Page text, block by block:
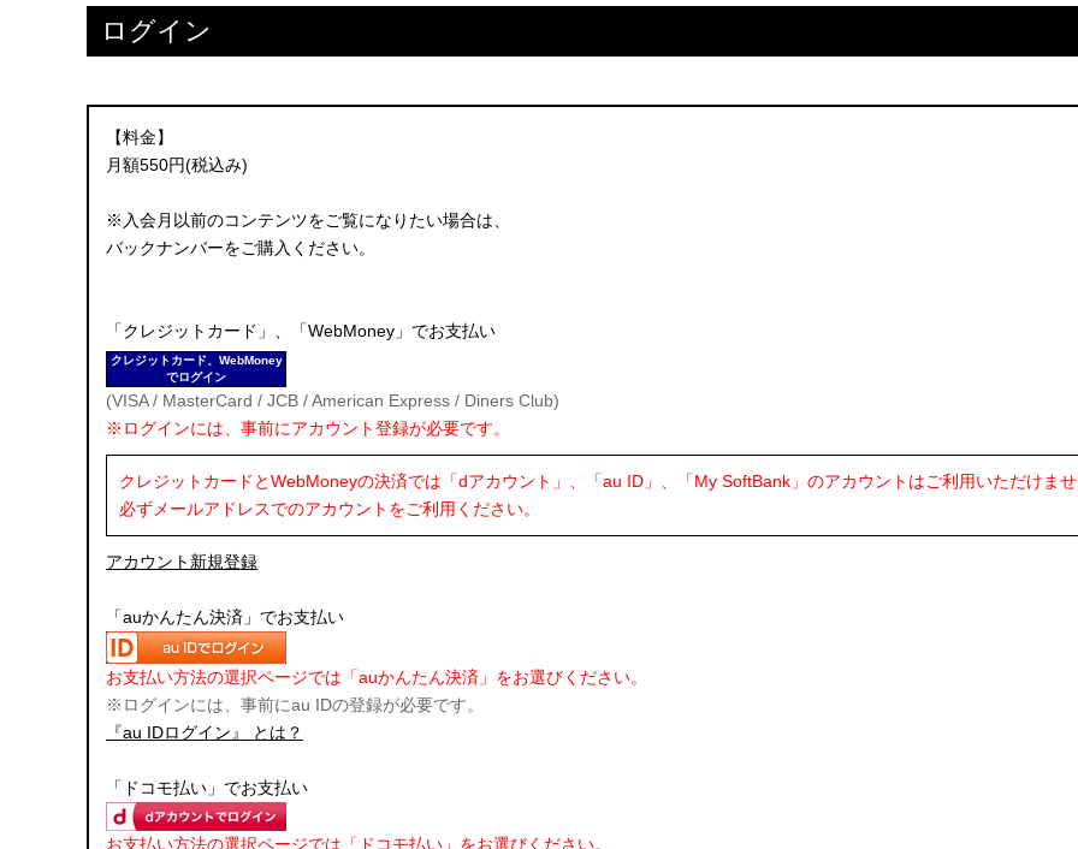
ログイン
【料金】
月額550円(税込み)
※入会月以前のコンテンツをご覧になりたい場合は、
バックナンバーをご購入ください。
「クレジットカード」、「WebMoney」でお支払い
クレジットカード、WebMoney
でログイン
(VISA / MasterCard / JCB / American Express / Diners Club)
※ログインには、事前にアカウント登録が必要です。
クレジットカードとWebMoneyの決済では「dアカウント」、「au ID」、「My SoftBank」のアカウントはご利用いただけま
必ずメールアドレスでのアカウントをご利用ください。
アカウント新規登録
「auかんたん決済」でお支払い
お支払い方法の選択ページでは「auかんたん決済」をお選びください。
※ログインには、事前にau IDの登録が必要です。
『au IDログイン』 とは？
「ドコモ払い」でお支払い
お支払い方法の選択ページでは「ドコモ払い」をお選びください。